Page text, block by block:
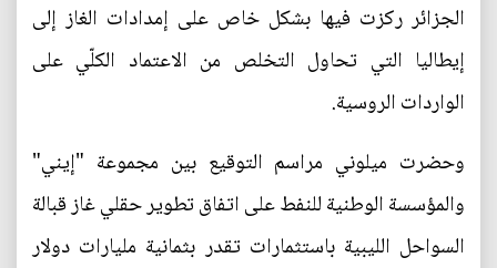
الجزائر ركزت فيها بشكل خاص على إمدادات الغاز إلى
إيطاليا التي تحاول التخلص من الاعتماد الكلّي على
الواردات الروسية.
وحضرت ميلوني مراسم التوقيع بين مجموعة "إيني"
والمؤسسة الوطنية للنفط على اتفاق تطوير حقلي غاز قبالة
السواحل الليبية باستثمارات تقدر بثمانية مليارات دولار